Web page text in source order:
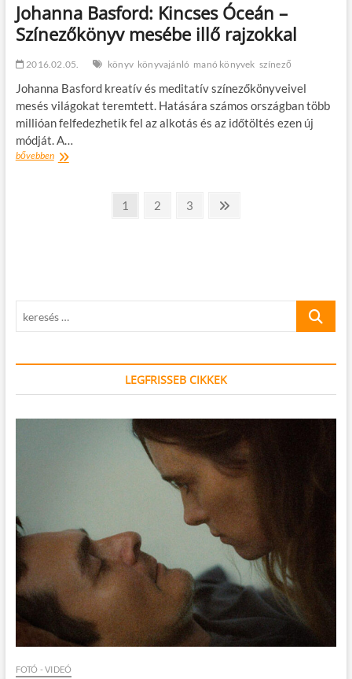
Johanna Basford: Kincses Óceán –
Színezőkönyv mesébe illő rajzokkal
2016.02.05. könyv könyvajánló manó könyvek színező
Johanna Basford kreatív és meditatív színezőkönyveivel
mesés világokat teremtett. Hatására számos országban több
millióan felfedezhetik fel az alkotás és az időtöltés ezen új
módját. A…
bővebbenJohanna
Bejegyzésekoldal
1 oldal
2 oldal
3
Következő
keresés
LEGFRISSEB CIKKEK
FOTÓ - VIDEÓ